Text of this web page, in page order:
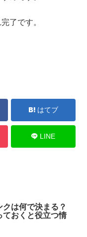
了です。
はてブ
LINE
クは何で決まる？
ておくと役立つ情